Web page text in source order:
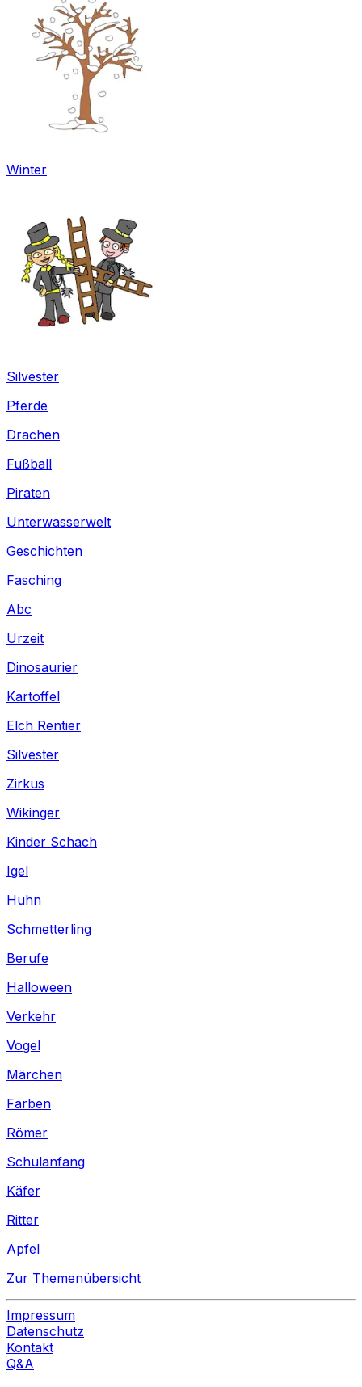
Winter
Silvester
Pferde
Drachen
Fußball
Piraten
Unterwasserwelt
Geschichten
Fasching
Abc
Urzeit
Dinosaurier
Kartoffel
Elch Rentier
Silvester
Zirkus
Wikinger
Kinder Schach
Igel
Huhn
Schmetterling
Berufe
Halloween
Verkehr
Vogel
Märchen
Farben
Römer
Schulanfang
Käfer
Ritter
Apfel
Zur Themenübersicht
Impressum
Datenschutz
Kontakt
Q&A